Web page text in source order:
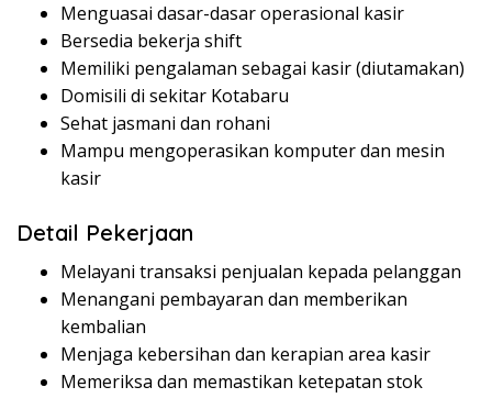
Menguasai dasar-dasar operasional kasir
Bersedia bekerja shift
Memiliki pengalaman sebagai kasir (diutamakan)
Domisili di sekitar Kotabaru
Sehat jasmani dan rohani
Mampu mengoperasikan komputer dan mesin
kasir
Detail Pekerjaan
Melayani transaksi penjualan kepada pelanggan
Menangani pembayaran dan memberikan
kembalian
Menjaga kebersihan dan kerapian area kasir
Memeriksa dan memastikan ketepatan stok